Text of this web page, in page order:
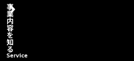
事
業
内
容
を
知
る
Service